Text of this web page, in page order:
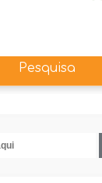
Pesquisa